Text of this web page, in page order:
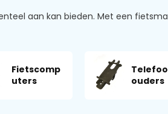
aan kan bieden. Met een
Fietscomp
uters
ouders